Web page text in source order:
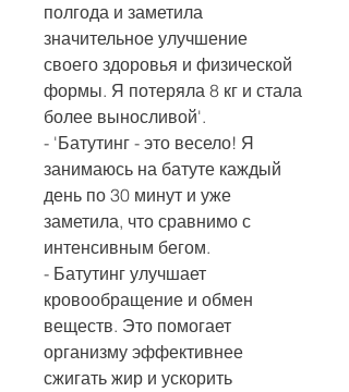
полгода и заметила
значительное улучшение
своего здоровья и физической
формы. Я потеряла 8 кг и стала
более выносливой'.
- 'Батутинг - это весело! Я
занимаюсь на батуте каждый
день по 30 минут и уже
заметила, что сравнимо с
интенсивным бегом.
- Батутинг улучшает
кровообращение и обмен
веществ. Это помогает
организму эффективнее
сжигать жир и ускорить